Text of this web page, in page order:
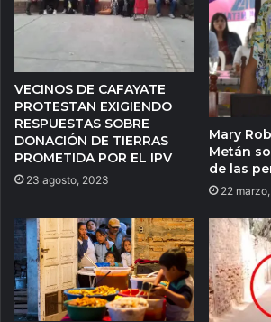
VECINOS DE CAFAYATE
PROTESTAN EXIGIENDO
RESPUESTAS SOBRE
DONACIÓN DE TIERRAS
PROMETIDA POR EL IPV
23 agosto, 2023
Mary
Metán
de las
22